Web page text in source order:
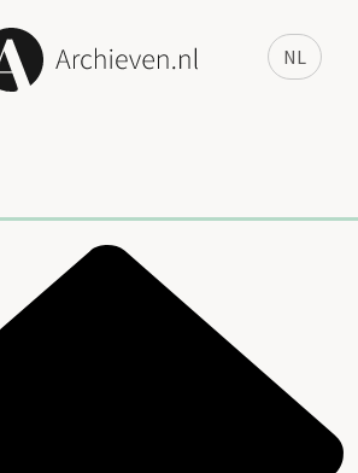
NL